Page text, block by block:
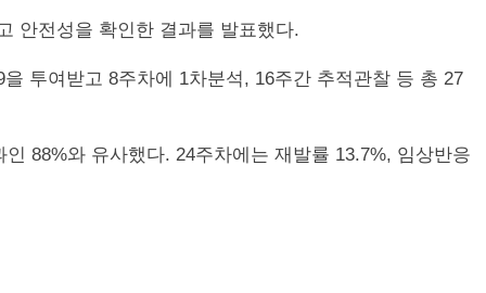
안전성을 확인한 결과를 발표했다.
투여받고 8주차에 1차분석, 16주간 추적관찰 등 총 27
88%와 유사했다. 24주차에는 재발률 13.7%, 임상반응